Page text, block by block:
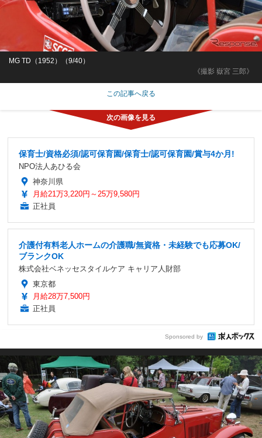
《撮影 嶽宮 三郎》
MG TD（1952）（9/40）
この記事へ戻る
保育士/資格必須/認可保育園/保育士/認可保育園/賞与4か月!
NPO法人あひる会
神奈川県
月給21万3,220円～25万9,580円
正社員
介護付有料老人ホームの介護職/無資格・未経験でも応募OK/
ブランクOK
株式会社ベネッセスタイルケア キャリア人財部
東京都
月給28万7,500円
正社員
Sponsored by